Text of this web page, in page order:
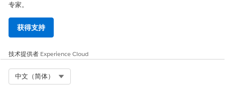
专家。
获得支持
技术提供者 Experience Cloud
中文（简体）